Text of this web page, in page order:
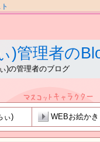
)管理者の
)の管理者のブログ
ぃ) WEBお絵か